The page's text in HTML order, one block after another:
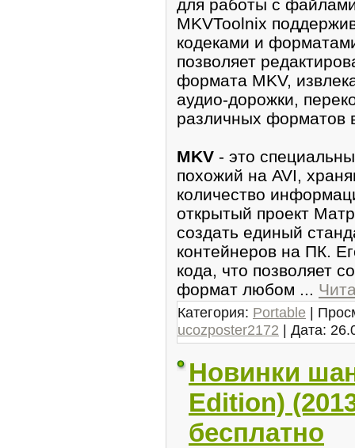
для работы с
MKVToolnix
кодеками и
позволяет
формата MKV,
аудио-дорожки,
различных форматов
MKV - это
похожий на AVI,
количество
открытый проект
создать единый
контейнеров на ПК.
кода, что позволяет
формат любом ...
Категория: Portable |
ucozposter2172 | Дата:
Новинки
Edition)
бесплатно